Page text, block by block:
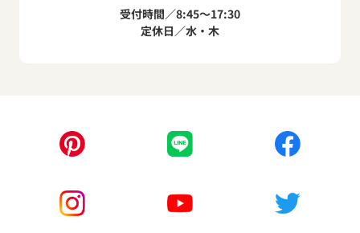
受付時間／8:45～17:30
定休日／水・木